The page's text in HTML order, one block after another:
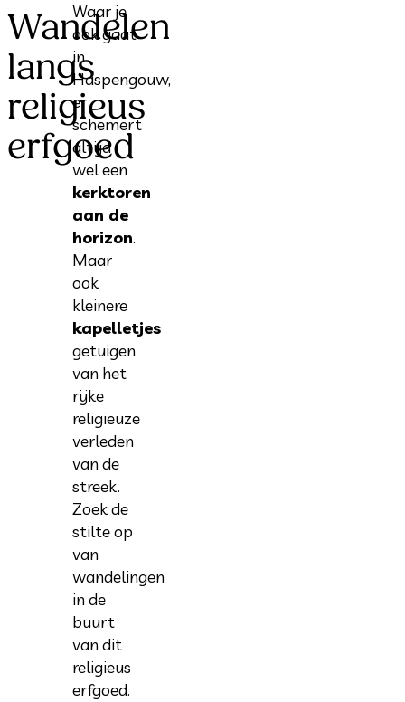
Wandelen
langs
religieus
erfgoed
Waar je
ook gaat
in
Haspengouw,
er
schemert
altijd
wel een
kerktoren
aan de
horizon.
Maar
ook
kleinere
kapelletjes
getuigen
van het
rijke
religieuze
verleden
van de
streek.
Zoek de
stilte op
van
wandelingen
in de
buurt
van dit
religieus
erfgoed.